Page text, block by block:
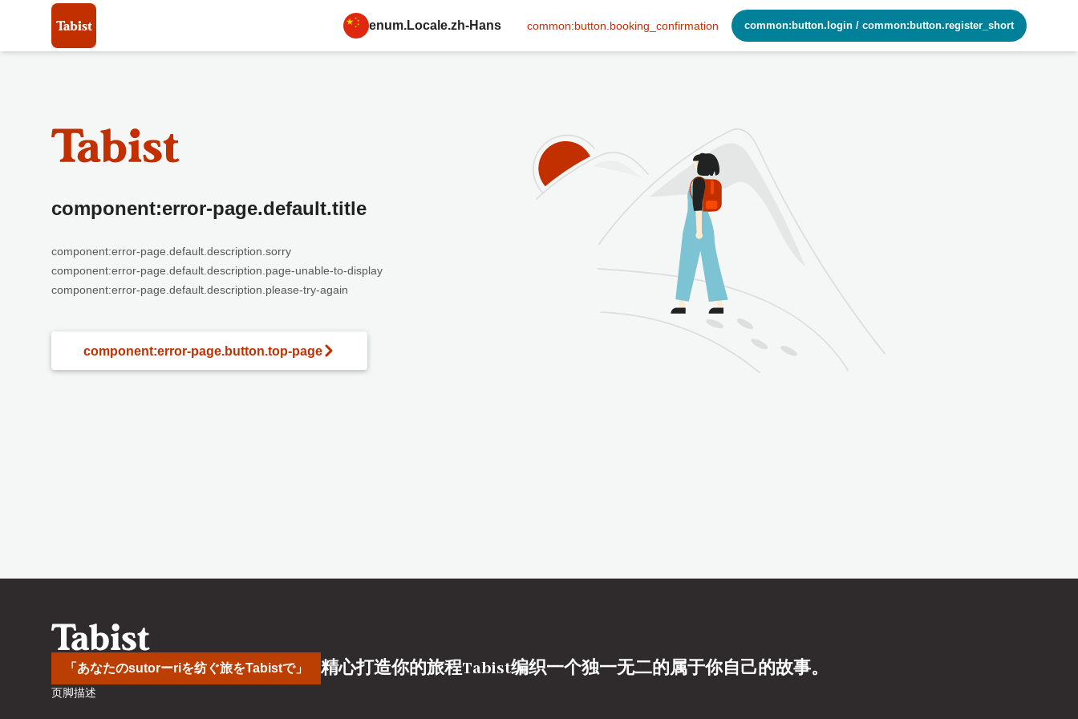
enum.Locale.zh-Hans common:button.booking_confirmation common:button.login / common:button.register_short
component:error-page.default.title
component:error-page.default.description.sorry
component:error-page.default.description.page-unable-to-display
component:error-page.default.description.please-try-again
component:error-page.button.top-page
「あなたのsutorーriを纺ぐ旅をTabistで」 精心打造你的旅程Tabist编织一个独一无二的属于你自己的故事。
页脚描述